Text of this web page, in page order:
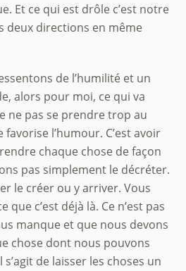
Et ce qui est drôle c’est notre
deux directions en même
de l’humilité et un
alors pour moi, ce qui va
ne pas se prendre trop au
l’humour. C’est avoir
chaque chose de façon
pas simplement le décréter.
le créer ou y arriver. Vous
que c’est déjà là. Ce n’est pas
manque et que nous devons
chose dont nous pouvons
de laisser les choses un